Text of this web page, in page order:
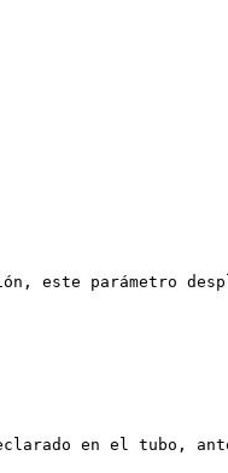
este parámetro
en el tubo,